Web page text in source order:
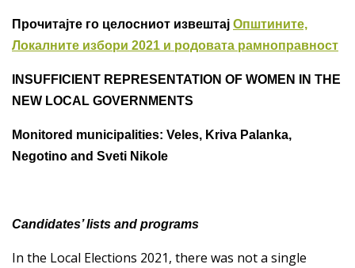
Прочитајте го целосниот извештај Општините,
Локалните избори 2021 и родовата рамноправност
INSUFFICIENT REPRESENTATION OF WOMEN IN THE
NEW LOCAL GOVERNMENTS
Monitored municipalities: Veles, Kriva Palanka,
Negotino and Sveti Nikole
Candidates’lists and programs
In the Local Elections 2021, there was not a single